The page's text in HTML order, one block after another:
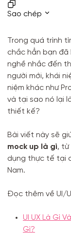
Sao chép
Trong quá trình
chắc hẳn bạn đã
nghề nhắc đến
người mới, khái
niệm khác như
và tại sao nó lại
thiết kế?
Bài viết này sẽ
mock up là gì, từ
dụng thực tế tại
Nam.
Đọc thêm về UI/
UI UX Là Gì
Gì?